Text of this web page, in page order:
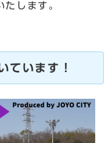
します。
ています！